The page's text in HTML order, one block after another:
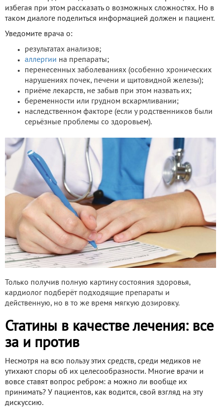
избегая при этом рассказать о возможных сложностях. Но в
таком диалоге поделиться информацией должен и пациент.
Уведомите врача о:
результатах анализов;
аллергии на препараты;
перенесенных заболеваниях (особенно хронических
нарушениях почек, печени и щитовидной железы);
приёме лекарств, не забыв при этом назвать их;
беременности или грудном вскармливании;
наследственном факторе (если у родственников были
серьёзные проблемы со здоровьем).
Только получив полную картину состояния здоровья,
кардиолог подберёт подходящие препараты и
действенную, но в то же время мягкую дозировку.
Статины в качестве лечения: все
за и против
Несмотря на всю пользу этих средств, среди медиков не
утихают споры об их целесообразности. Многие врачи и
вовсе ставят вопрос ребром: а можно ли вообще их
принимать? У пациентов, как водится, свой взгляд на эту
дискуссию.